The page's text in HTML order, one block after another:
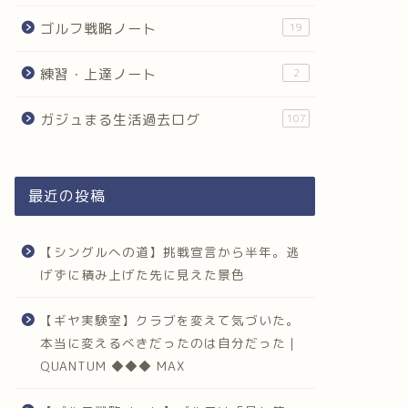
ゴルフ戦略ノート 19
練習・上達ノート 2
ガジュまる生活過去ログ 107
最近の投稿
【シングルへの道】挑戦宣言から半年。逃
げずに積み上げた先に見えた景色
【ギヤ実験室】クラブを変えて気づいた。
本当に変えるべきだったのは自分だった｜
QUANTUM ◆◆◆ MAX